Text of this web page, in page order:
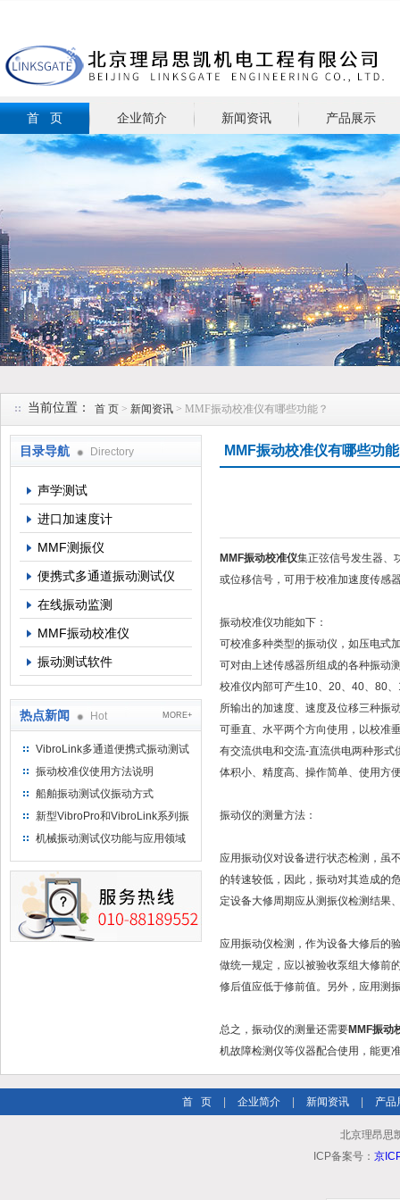
首 页 企业简介 新闻资讯 产品展示
当前位置： 首 页 > 新闻资讯 > MMF振动校准仪有哪些功能？
目录导航 Directory
声学测试
进口加速度计
MMF测振仪
便携式多通道振动测试仪
在线振动监测
MMF振动校准仪
振动测试软件
热点新闻 Hot MORE+
VibroLink多通道便携式振动测试
仪
振动校准仪使用方法说明
船舶振动测试仪振动方式
新型VibroPro和VibroLink系列振
动专业测试产品
机械振动测试仪功能与应用领域
MMF振动校准仪有哪些功
MMF振动校准仪集正弦信号发生器、
或位移信号，可用于校准加速度传感
振动校准仪功能如下：
可校准多种类型的振动仪，如压电式
可对由上述传感器所组成的各种振动
校准仪内部可产生10、20、40、80
所输出的加速度、速度及位移三种振
可垂直、水平两个方向使用，以校准
有交流供电和交流-直流供电两种形式
体积小、精度高、操作简单、使用方
振动仪的测量方法：
应用振动仪对设备进行状态检测，虽
的转速较低，因此，振动对其造成的
定设备大修周期应从测振仪检测结果
应用振动仪检测，作为设备大修后的
做统一规定，应以被验收泵组大修前
修后值应低于修前值。另外，应用测
总之，振动仪的测量还需要MMF振动
机故障检测仪等仪器配合使用，能更
首 页 企业简介 新闻资讯 产品
北京理昂思
ICP备案号： 京